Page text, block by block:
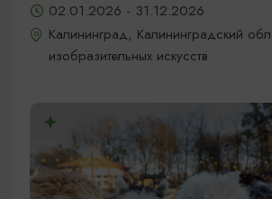
02.01.2026 - 31.12.2026
Калининград, Калининградский
изобразительных искусств